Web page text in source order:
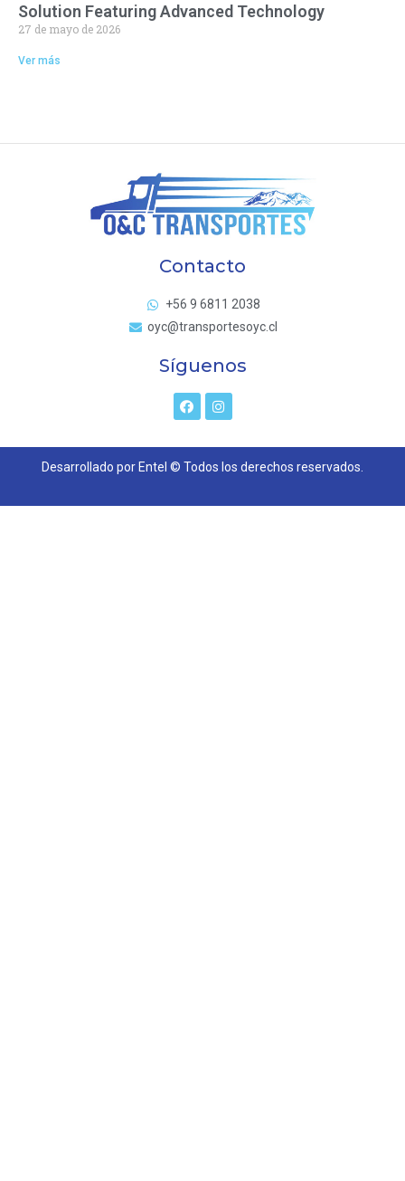
Solution Featuring Advanced Technology
27 de mayo de 2026
Ver más
Contacto
+56 9 6811 2038
oyc@transportesoyc.cl
Síguenos
Desarrollado por Entel © Todos los derechos reservados.